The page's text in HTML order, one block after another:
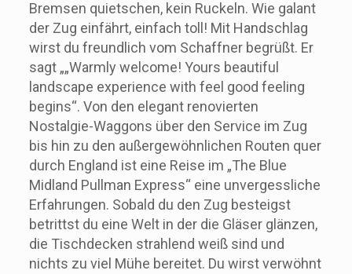
Bremsen quietschen, kein Ruckeln. Wie galant
der Zug einfährt, einfach toll! Mit Handschlag
wirst du freundlich vom Schaffner begrüßt. Er
sagt „„Warmly welcome! Yours beautiful
landscape experience with feel good feeling
begins“. Von den elegant renovierten
Nostalgie-Waggons über den Service im Zug
bis hin zu den außergewöhnlichen Routen quer
durch England ist eine Reise im „The Blue
Midland Pullman Express“ eine unvergessliche
Erfahrungen. Sobald du den Zug besteigst
betrittst du eine Welt in der die Gläser glänzen,
die Tischdecken strahlend weiß sind und
nichts zu viel Mühe bereitet. Du wirst verwöhnt